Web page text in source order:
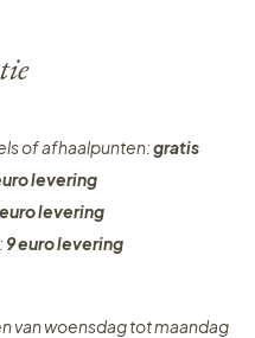
of afhaalpunten:gratis
levering
euro levering
9 euro levering
van woensdag tot maandag